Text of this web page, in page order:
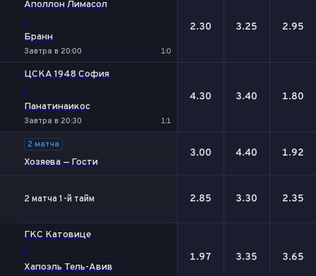
Аполлон Лимасол
-
Бранн
Завтра в 20:00 1:0
2.30 3.25 2.95
ЦСКА 1948 София
-
Панатинаикос
Завтра в 20:30 1:1
4.30 3.40 1.80
2 матча
Хозяева — Гости
3.00 4.40 1.92
2 матча 1-й тайм 2.85 3.30 2.35
ГКС Катовице
-
Хапоэль Тель-Авив
1.97 3.35 3.65